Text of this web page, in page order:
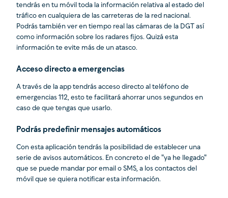
tendrás en tu móvil toda la información relativa al estado del
tráfico en cualquiera de las carreteras de la red nacional.
Podrás también ver en tiempo real las cámaras de la DGT así
como información sobre los radares fijos. Quizá esta
información te evite más de un atasco.
Acceso directo a emergencias
A través de la app tendrás acceso directo al teléfono de
emergencias 112, esto te facilitará ahorrar unos segundos en
caso de que tengas que usarlo.
Podrás predefinir mensajes automáticos
Con esta aplicación tendrás la posibilidad de establecer una
serie de avisos automáticos. En concreto el de "ya he llegado"
que se puede mandar por email o SMS, a los contactos del
móvil que se quiera notificar esta información.